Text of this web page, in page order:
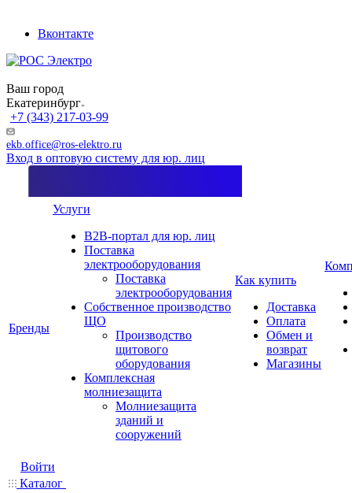
Вконтакте
Ваш город
Екатеринбург
+7 (343) 217-03-99
ekb.office@ros-elektro.ru
Вход в оптовую систему для юр. лиц
Бренды
Услуги
B2B-портал для юр. лиц
Поставка
электрооборудования
Поставка
электрооборудования
Собственное производство
ЩО
Производство
щитового
оборудования
Комплексная
молниезащита
Молниезащита
зданий и
сооружений
Как купить
Доставка
Оплата
Обмен и
возврат
Магазины
Войти
Каталог